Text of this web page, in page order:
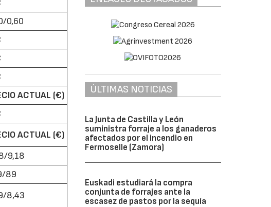
0,60
ACTUAL (€)
ACTUAL (€)
9,18
89
8,43
ÚLTIMAS NOTICIAS
La Junta de Castilla y León
suministra forraje a los ganaderos
afectados por el incendio en
Fermoselle (Zamora)
Euskadi estudiará la compra
conjunta de forrajes ante la
escasez de pastos por la sequía